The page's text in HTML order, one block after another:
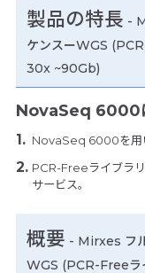
製品の特長 -
ケンスーWGS
30x ~90Gb)
NovaSeq 6000
NovaSeq 6000を用
PCR-Freeライブラ
サービス。
概要 - Mirxes フ
WGS (PCR-Free